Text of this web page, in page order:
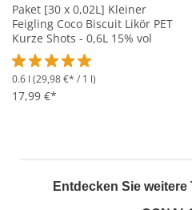
Paket [30 x 0,02L] Kleiner
Feigling Coco Biscuit Likör PET
Kurze Shots - 0,6L 15% vol
Durchschnittliche Bewertung
0.6 l (29,98 €* / 1 l)
17,99 €*
Entdecken Sie